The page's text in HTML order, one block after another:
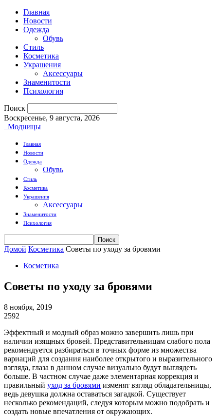
Главная
Новости
Одежда
Обувь
Стиль
Косметика
Украшения
Аксессуары
Знаменитости
Психология
Поиск
Воскресенье, 9 августа, 2026
Модницы
Главная
Новости
Одежда
Обувь
Стиль
Косметика
Украшения
Аксессуары
Знаменитости
Психология
Домой Косметика Советы по уходу за бровями
Косметика
Советы по уходу за бровями
8 ноября, 2019
2592
Эффектный и модный образ можно завершить лишь при
наличии изящных бровей. Представительницам слабого пола
рекомендуется разбираться в точных форме из множества
вариаций для создания наиболее открытого и выразительного
взгляда, глаза в данном случае визуально будут выглядеть
больше. В частном случае даже элементарная коррекция и
правильный уход за бровями изменят взгляд обладательницы,
ведь девушка должна оставаться загадкой. Существует
несколько рекомендаций, следуя которым можно подобрать и
создать новые впечатления от окружающих.